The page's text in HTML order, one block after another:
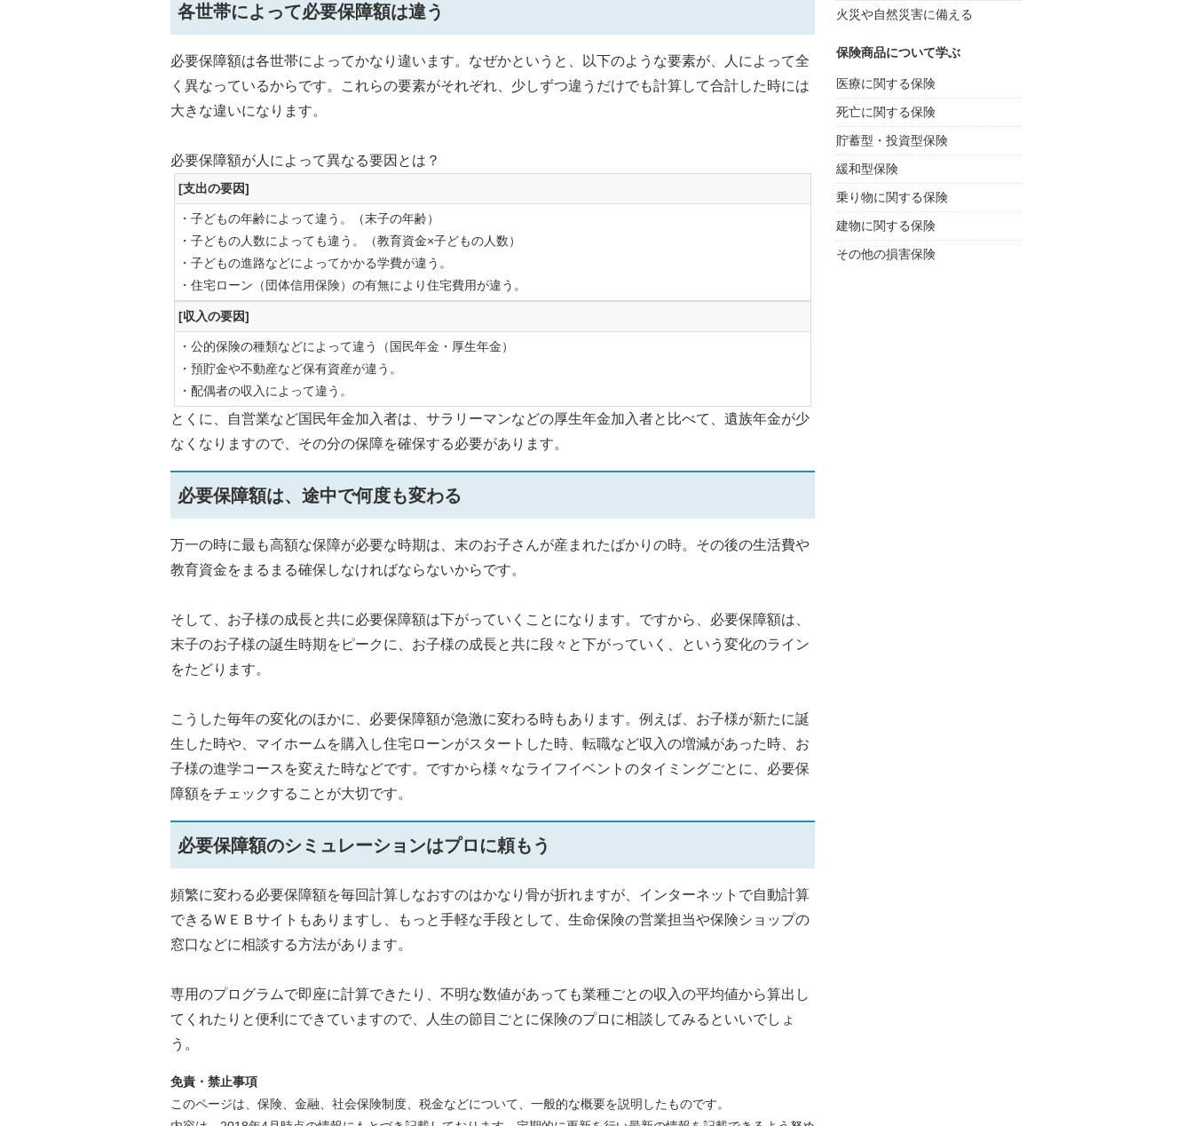
各世帯によって必要保障額は違う
必要保障額は各世帯によってかなり違います。なぜかというと、以下のような要素が、人によって全
く異なっているからです。これらの要素がそれぞれ、少しずつ違うだけでも計算して合計した時には
大きな違いになります。
必要保障額が人によって異なる要因とは？
[支出の要因]
・子どもの年齢によって違う。（末子の年齢）
・子どもの人数によっても違う。（教育資金×子どもの人数）
・子どもの進路などによってかかる学費が違う。
・住宅ローン（団体信用保険）の有無により住宅費用が違う。
[収入の要因]
・公的保険の種類などによって違う（国民年金・厚生年金）
・預貯金や不動産など保有資産が違う。
・配偶者の収入によって違う。
とくに、自営業など国民年金加入者は、サラリーマンなどの厚生年金加入者と比べて、遺族年金が少
なくなりますので、その分の保障を確保する必要があります。
必要保障額は、途中で何度も変わる
万一の時に最も高額な保障が必要な時期は、末のお子さんが産まれたばかりの時。その後の生活費や
教育資金をまるまる確保しなければならないからです。
そして、お子様の成長と共に必要保障額は下がっていくことになります。ですから、必要保障額は、
末子のお子様の誕生時期をピークに、お子様の成長と共に段々と下がっていく、という変化のライン
をたどります。
こうした毎年の変化のほかに、必要保障額が急激に変わる時もあります。例えば、お子様が新たに誕
生した時や、マイホームを購入し住宅ローンがスタートした時、転職など収入の増減があった時、お
子様の進学コースを変えた時などです。ですから様々なライフイベントのタイミングごとに、必要保
障額をチェックすることが大切です。
必要保障額のシミュレーションはプロに頼もう
頻繁に変わる必要保障額を毎回計算しなおすのはかなり骨が折れますが、インターネットで自動計算
できるＷＥＢサイトもありますし、もっと手軽な手段として、生命保険の営業担当や保険ショップの
窓口などに相談する方法があります。
専用のプログラムで即座に計算できたり、不明な数値があっても業種ごとの収入の平均値から算出し
てくれたりと便利にできていますので、人生の節目ごとに保険のプロに相談してみるといいでしょ
う。
免責・禁止事項
このページは、保険、金融、社会保険制度、税金などについて、一般的な概要を説明したものです。
火災や自然災害に備える
保険商品について学ぶ
医療に関する保険
死亡に関する保険
貯蓄型・投資型保険
緩和型保険
乗り物に関する保険
建物に関する保険
その他の損害保険